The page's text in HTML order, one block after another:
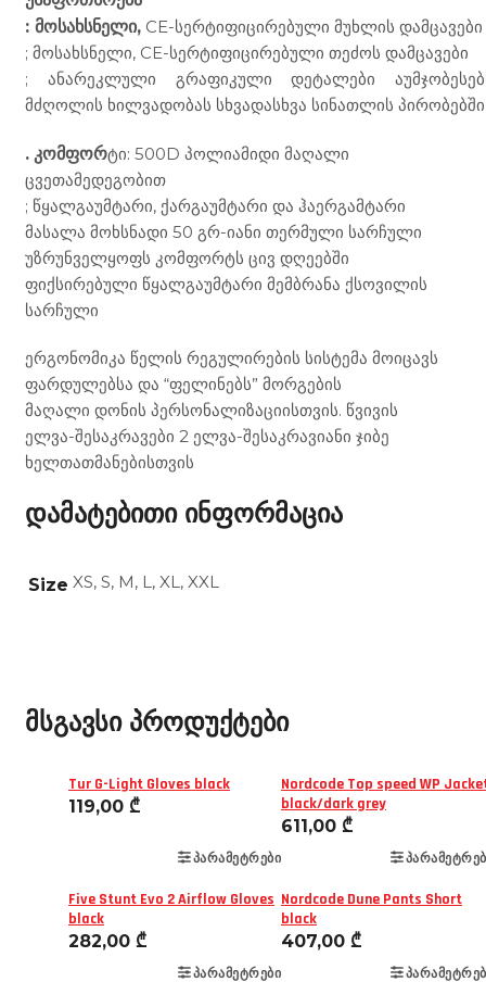
: მოსახსნელი, CE-სერტიფიცირებული მუხლის დამცავები
; მოსახსნელი, CE-სერტიფიცირებული თეძოს დამცავები
; ანარეკლული გრაფიკული დეტალები
მძღოლის ხილვადობას სხვადასხვა სინათლის პირობებში
. კომფორტი: 500D პოლიამიდი მაღალი
ცვეთამედეგობით
; წყალგაუმტარი, ქარგაუმტარი და ჰაერგამტარი
მასალა მოხსნადი 50 გრ-იანი თერმული სარჩული
უზრუნველყოფს კომფორტს ცივ დღეებში
ფიქსირებული წყალგაუმტარი მემბრანა ქსოვილის
სარჩული
ერგონომიკა წელის რეგულირების სისტემა მოიცავს
ფარდულებსა და “ფელინებს” მორგების
მაღალი დონის პერსონალიზაციისთვის. წვივის
ელვა-შესაკრავები 2 ელვა-შესაკრავიანი ჯიბე
ხელთათმანებისთვის
დამატებითი ინფორმაცია
Size XS, S, M, L, XL, XXL
მსგავსი პროდუქტები
Tur G-Light Gloves black
119,00 ₾
ᲞᲐᲠᲐᲛᲔᲢᲠᲔᲑᲘ
Nordcode Top speed WP
black/dark grey
611,00 ₾
Five Stunt Evo 2 Airflow Gloves
black
282,00 ₾
ᲞᲐᲠᲐᲛᲔᲢᲠᲔᲑᲘ
Nordcode Dune Pants Short
black
407,00 ₾